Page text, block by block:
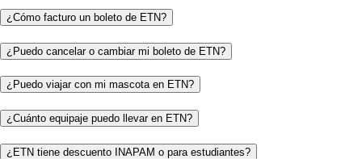
¿Cómo facturo un boleto de ETN?
¿Puedo cancelar o cambiar mi boleto de ETN?
¿Puedo viajar con mi mascota en ETN?
¿Cuánto equipaje puedo llevar en ETN?
¿ETN tiene descuento INAPAM o para estudiantes?